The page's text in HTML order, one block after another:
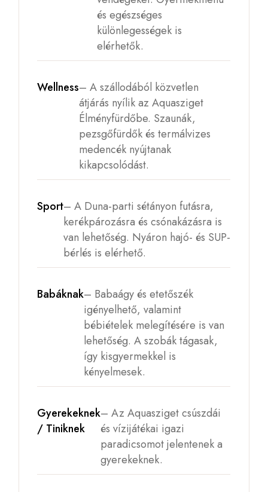
és egészséges
különlegességek is
elérhetők.
Wellness– A szállodából közvetlen
átjárás nyílik az Aquasziget
Élményfürdőbe. Szaunák,
pezsgőfürdők és termálvizes
medencék nyújtanak
kikapcsolódást.
Sport– A Duna-parti sétányon futásra,
kerékpározásra és csónakázásra is
van lehetőség. Nyáron hajó- és SUP-
bérlés is elérhető.
Babáknak– Babaágy és etetőszék
igényelhető, valamint
bébiételek melegítésére is van
lehetőség. A szobák tágasak,
így kisgyermekkel is
kényelmesek.
Gyerekeknek
/ Tiniknek
– Az Aquasziget csúszdái
és vízijátékai igazi
paradicsomot jelentenek a
gyerekeknek.